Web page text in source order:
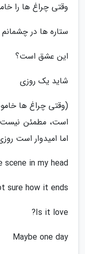
وقتی چراغ ها را
ستاره ها در
این عشق است؟
شاید یک روزی
(وقتی چراغ ها
است، مطمئن
اما امیدوار است
in my head
sure how it ends
Is it love?
Maybe one day